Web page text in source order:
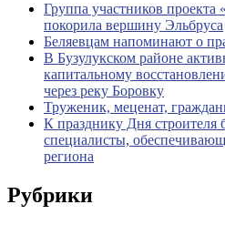
Группа участников
покорила вершину Эльбруса
Беляевцам напоминают о
В Бузулукском районе
капитальному
через реку Боровку
Труженик, меценат,
К празднику Дня строителя
специалисты,
региона
Рубрики